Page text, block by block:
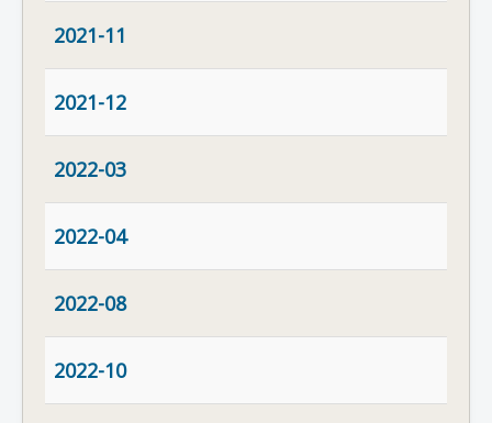
2021-11
2021-12
2022-03
2022-04
2022-08
2022-10